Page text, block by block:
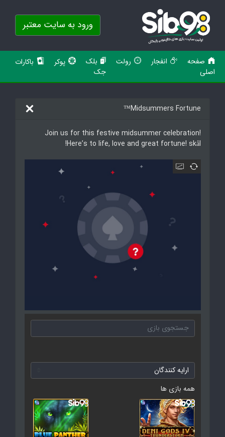
ورود به سایت معتبر
صفحه
اصلی
انفجار رولت
بلک
جک
پوکر باکارات
Midsummers Fortune™
Join us for this festive midsummer celebration!
Here’s to life, love and great fortune! skål!
همه بازی ها